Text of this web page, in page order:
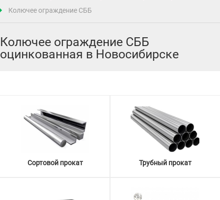
Колючее ограждение СББ
Колючее ограждение СББ
оцинкованная в Новосибирске
Сортовой прокат Трубный прокат